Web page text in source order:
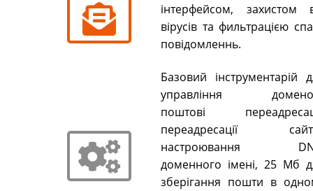
інтерфейсом, захистом
вірусів та фильтрацією
повідомленнь.
Базовий інструментарій
управління
поштові
переадресації
настроювання
доменного імені, 25 Мб
зберігання пошти в